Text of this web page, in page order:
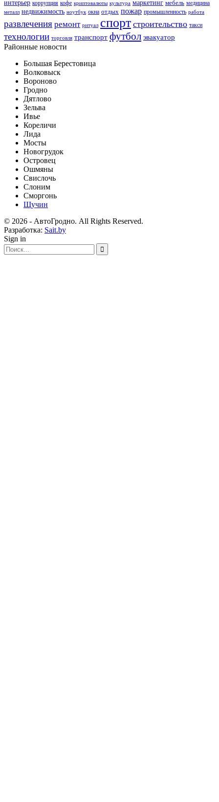
интерьер коррупция кофе криптовалюты культура маркетинг мебель медицина
металл недвижимость ноутбук окна отдых пожар промышленность работа
развлечения ремонт ритуал спорт строительство такси
технологии торговля транспорт футбол эвакуатор
Районные новости
Большая Берестовица
Волковыск
Вороново
Гродно
Дятлово
Зельва
Ивье
Кореличи
Лида
Мосты
Новогрудок
Островец
Ошмяны
Свислочь
Слоним
Сморгонь
Щучин
© 2026 - АвтоГродно. All Rights Reserved.
Разработка: Sait.by
Sign in